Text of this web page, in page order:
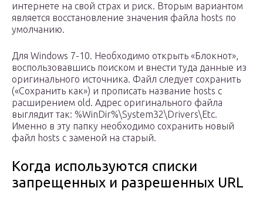
интернете на свой страх и риск. Вторым вариантом
является восстановление значения файла hosts по
умолчанию.
Для Windows 7-10. Необходимо открыть «Блокнот»,
воспользовавшись поиском и внести туда данные из
оригинального источника. Файл следует сохранить
(«Сохранить как») и прописать название hosts с
расширением old. Адрес оригинального файла
выглядит так: %WinDir%\System32\Drivers\Etc.
Именно в эту папку необходимо сохранить новый
файл hosts с заменой на старый.
Когда используются списки
запрещенных и разрешенных URL